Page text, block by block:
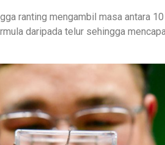
ranting mengambil masa antara
daripada telur sehingga